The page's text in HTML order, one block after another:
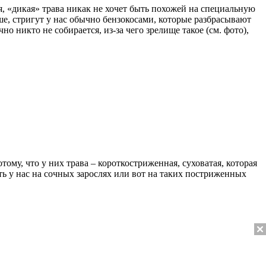
трава никак не хочет быть похожей на специальную
стригут у нас обычно бензокосами, которые разбрасывают
никто не собирается, из-за чего зрелище такое (см. фото),
что у них трава – короткостриженная, суховатая, которая
у нас на сочных зарослях или вот на таких постриженных